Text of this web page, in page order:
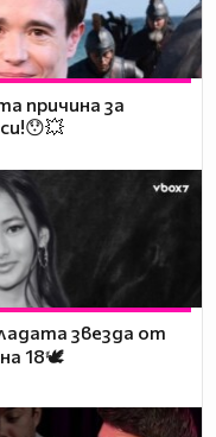
причина за
звезда от
на 18🕊️